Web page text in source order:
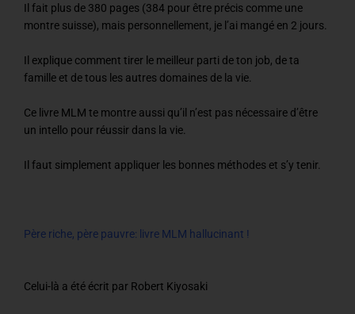
Il fait plus de 380 pages (384 pour être précis comme une
montre suisse), mais personnellement, je l’ai mangé en 2 jours.
Il explique comment tirer le meilleur parti de ton job, de ta
famille et de tous les autres domaines de la vie.
Ce livre MLM te montre aussi qu’il n’est pas nécessaire d’être
un intello pour réussir dans la vie.
Il faut simplement appliquer les bonnes méthodes et s’y tenir.
Père riche, père pauvre: livre MLM hallucinant !
Celui-là a été écrit par Robert Kiyosaki